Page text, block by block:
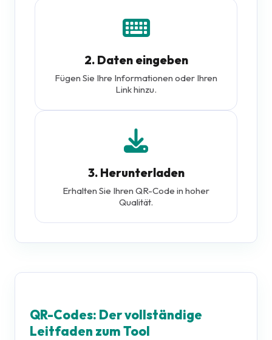
2. Daten eingeben
Fügen Sie Ihre Informationen oder Ihren
Link hinzu.
3. Herunterladen
Erhalten Sie Ihren QR-Code in hoher
Qualität.
QR-Codes: Der vollständige
Leitfaden zum Tool